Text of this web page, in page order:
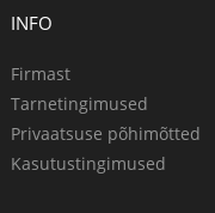
INFO
Firmast
Tarnetingimused
Privaatsuse põhimõtted
Kasutustingimused